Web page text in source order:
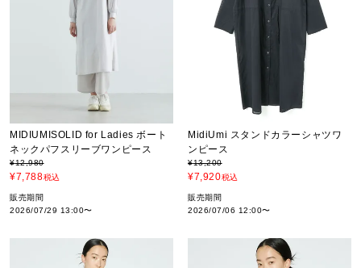
MIDIUMISOLID for Ladies ボート
ネックパフスリーブワンピース
¥12,980
¥7,788税込
販売期間
2026/07/29 13:00〜
MidiUmi スタンドカラーシャツワ
ンピース
¥13,200
¥7,920税込
販売期間
2026/07/06 12:00〜